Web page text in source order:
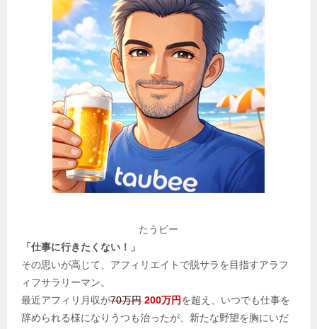
たうビー
「仕事に行きたくない！」
その思いが高じて、アフィリエイトで脱サラを目指すアラフ
ィフサラリーマン。
最近アフィリ月収が70万円 200万円を超え、いつでも仕事を
辞められる様になりうつも治ったが、新たな野望を胸にいだ